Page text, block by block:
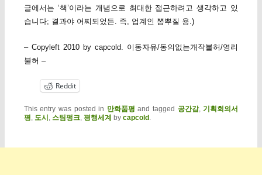
글에서는 ‘책’이라는 개념으로 최대한 접근하려고 생각하고 있
습니다; 결과야 어찌되었든. 즉, 업계인 뽐뿌질 용.)
– Copyleft 2010 by capcold. 이동자유/동의없는개작불허/영리
불허 –
Reddit
This entry was posted in 만화품평 and tagged 공간감,기획회의서
평, 도시 , 스팀펑크, 평행세계 by capcold .